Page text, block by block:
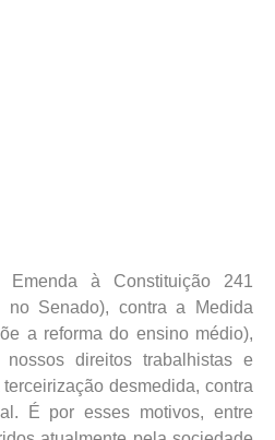
à Constituição 241
Senado), contra a Medida
a reforma do ensino médio),
direitos trabalhistas e
desmedida, contra
É por esses motivos, entre